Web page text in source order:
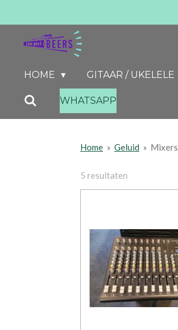
hoofdinhoud
HOME GITAAR / UKELELE
WHATSAPP
Home » Geluid » Mixers
5 resultaten